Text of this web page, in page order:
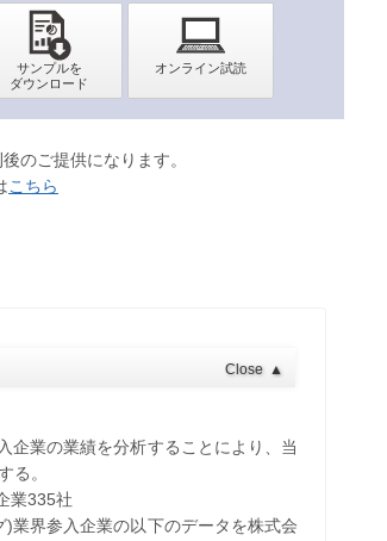
のご提供になります。
こちら
Close ▲
企業の業績を分析することにより、当
る。
業335社
業界参入企業の以下のデータを株式会